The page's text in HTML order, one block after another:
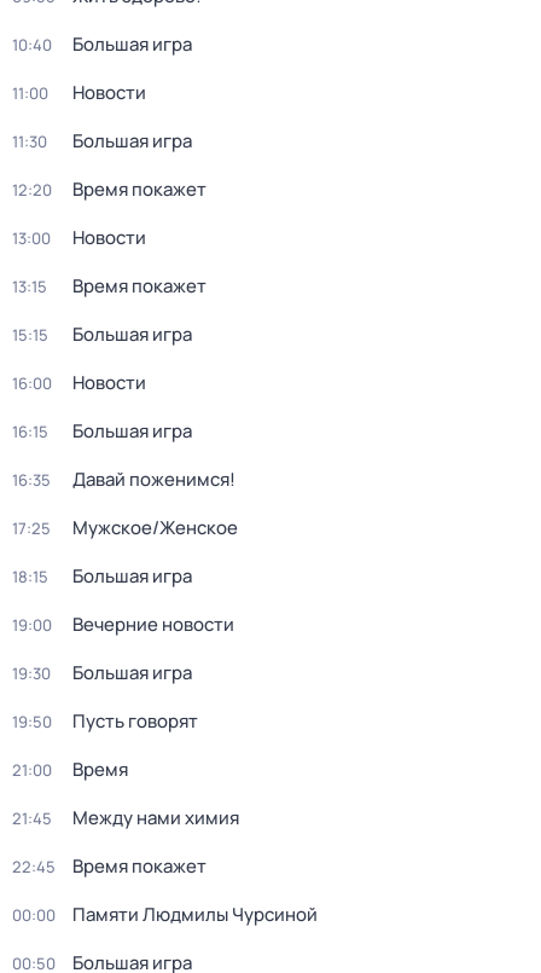
10:40 Большая игра
11:00 Новости
11:30 Большая игра
12:20 Время покажет
13:00 Новости
13:15 Время покажет
15:15 Большая игра
16:00 Новости
16:15 Большая игра
16:35 Давай поженимся!
17:25 Мужское/Женское
18:15 Большая игра
19:00 Вечерние новости
19:30 Большая игра
19:50 Пусть говорят
21:00 Время
21:45 Между нами химия
22:45 Время покажет
00:00 Памяти Людмилы Чурсиной
00:50 Большая игра